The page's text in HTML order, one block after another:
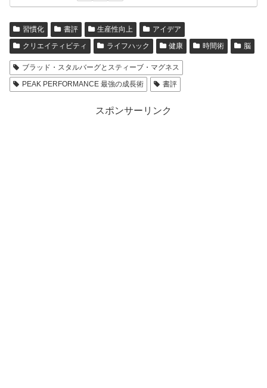
習慣化 書評 生産性向上
アイデア
クリエイティビティ
ライフハック 健康 時間術 脳
ブラッド・スタルバーグとスティーブ・マグネス
PEAK PERFORMANCE 最強の成長術
書評
スポンサーリンク